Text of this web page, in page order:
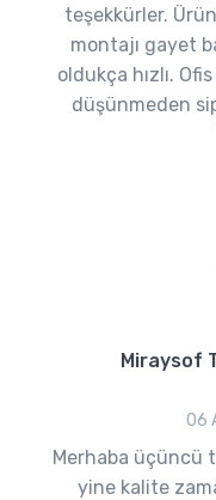
teşekkürler.
montajı gayet
oldukça hızlı.
düşünmeden
Miraysof
06
Merhaba üçüncü
yine kalite